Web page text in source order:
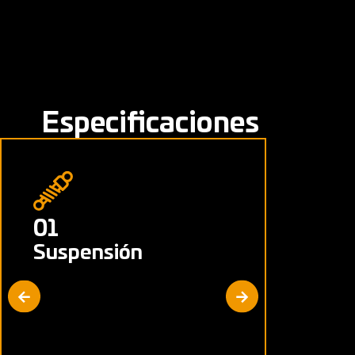
Especificaciones
01
Suspensión